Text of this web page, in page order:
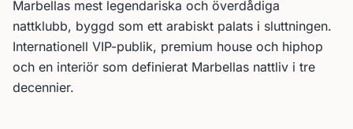
Marbellas mest legendariska och överdådiga
nattklubb, byggd som ett arabiskt palats i sluttningen.
Internationell VIP-publik, premium house och hiphop
och en interiör som definierat Marbellas nattliv i tre
decennier.